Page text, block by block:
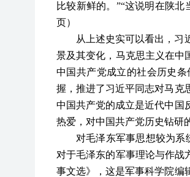
比较新鲜的。”“这说明在陕
页）
从上述史实可以看出，习
景及其变化，马克思主义在中
中国共产党成立的社会历史
握，推进了习近平同志对马克
中国共产党的成立是近代中国
热爱，对中国共产党历史钻研
对毛泽东军事思想较为系
对于毛泽东的军事理论与作战
事文选》，这是军事科学院编